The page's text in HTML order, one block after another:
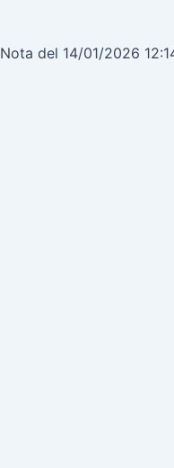
Nota del 14/01/2026